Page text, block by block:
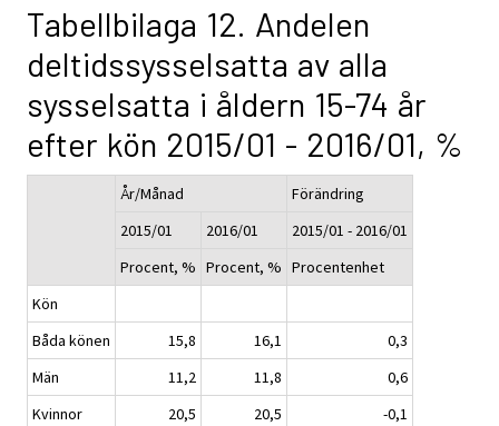
Tabellbilaga 12. Andelen
deltidssysselsatta av alla
sysselsatta i åldern 15-74 år
efter kön 2015/01 - 2016/01, %
År/Månad
Förändring
2015/01
2016/01
2015/01 - 2016/01
Procent, % Procent, % Procentenhet
Kön
Båda könen
15,8 16,1
0,3
Män
11,2 11,8
0,6
Kvinnor
20,5 20,5 -0,1